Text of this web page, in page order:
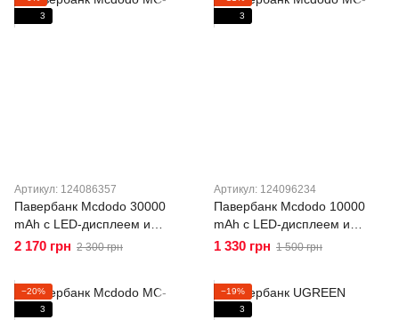
3
Артикул: 124086357
Павербанк Mcdodo 30000
mAh с LED-дисплеем и
быстрой зарядкой 22.5W
2 170 грн 2 300 грн
3
Артикул: 124096234
Павербанк Mcdodo 10000
mAh с LED-дисплеем и
быстрой зарядкой PD 30W
1 330 грн 1 500 грн
−20%
3
−19%
3